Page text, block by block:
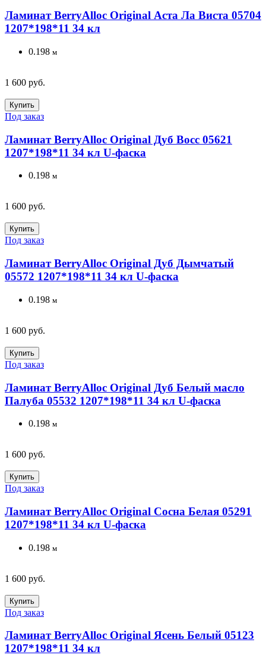
Ламинат BerryAlloc Original Аста Ла Виста 05704
1207*198*11 34 кл
0.198 м
1 600 руб.
Купить
Под заказ
Ламинат BerryAlloc Original Дуб Восс 05621
1207*198*11 34 кл U-фаска
0.198 м
1 600 руб.
Купить
Под заказ
Ламинат BerryAlloc Original Дуб Дымчатый
05572 1207*198*11 34 кл U-фаска
0.198 м
1 600 руб.
Купить
Под заказ
Ламинат BerryAlloc Original Дуб Белый масло
Палуба 05532 1207*198*11 34 кл U-фаска
0.198 м
1 600 руб.
Купить
Под заказ
Ламинат BerryAlloc Original Сосна Белая 05291
1207*198*11 34 кл U-фаска
0.198 м
1 600 руб.
Купить
Под заказ
Ламинат BerryAlloc Original Ясень Белый 05123
1207*198*11 34 кл